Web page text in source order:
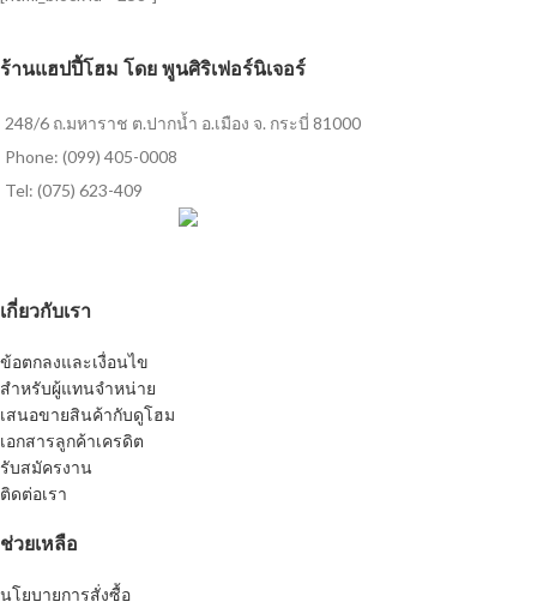
ร้านแฮปปี้โฮม โดย พูนศิริเฟอร์นิเจอร์
248/6 ถ.มหาราช ต.ปากน้ำ อ.เมือง จ. กระบี่ 81000
Phone: (099) 405-0008
Tel: (075) 623-409
เกี่ยวกับเรา
ข้อตกลงและเงื่อนไข
สำหรับผู้แทนจำหน่าย
เสนอขายสินค้ากับดูโฮม
เอกสารลูกค้าเครดิต
รับสมัครงาน
ติดต่อเรา
ช่วยเหลือ
นโยบายการสั่งซื้อ